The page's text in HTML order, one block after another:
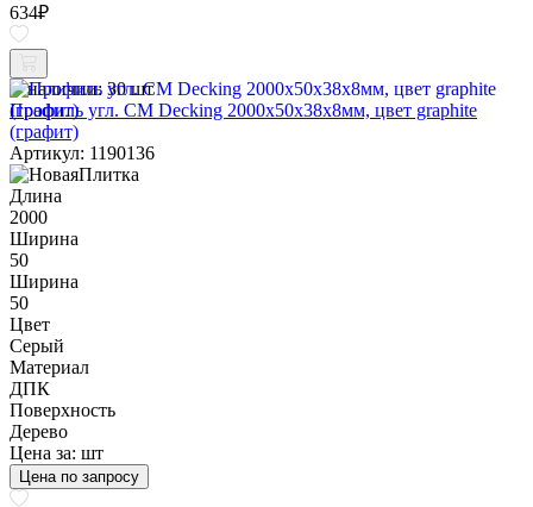
634₽
В наличии: 30 шт
Профиль угл. CM Decking 2000х50х38х8мм, цвет graphite
(графит)
Артикул: 1190136
Длина
2000
Ширина
50
Ширина
50
Цвет
Серый
Материал
ДПК
Поверхность
Дерево
Цена за: шт
Цена по запросу